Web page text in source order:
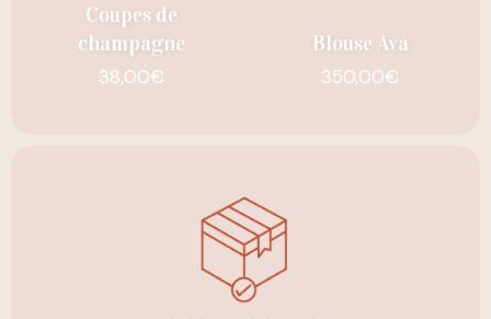
Coupes de
champagne
38,00€
Blouse Ava
350,00€